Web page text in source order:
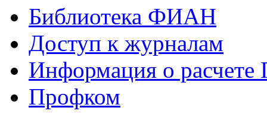
Библиотека ФИАН
Доступ к журналам
Информация о
Профком